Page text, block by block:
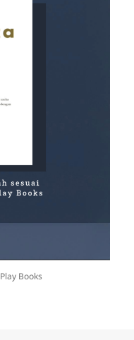
Books